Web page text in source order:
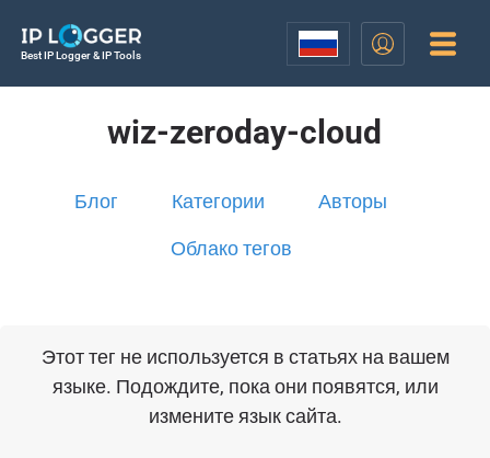
Best IP Logger & IP Tools
wiz-zeroday-cloud
Блог Категории Авторы
Облако тегов